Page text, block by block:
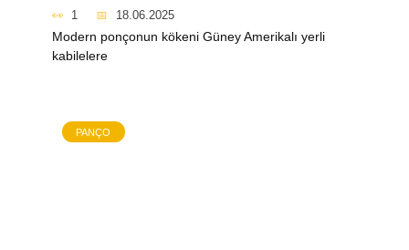
1 18.06.2025
Modern ponçonun kökeni Güney Amerikalı yerli
kabilelere
PANÇO